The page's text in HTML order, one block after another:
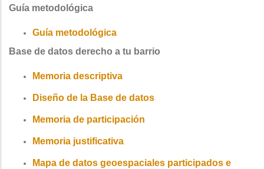
Guía metodológica
Guía metodológica
Base de datos derecho a tu barrio
Memoria descriptiva
Diseño de la Base de datos
Memoria de participación
Memoria justificativa
Mapa de datos geoespaciales participados e